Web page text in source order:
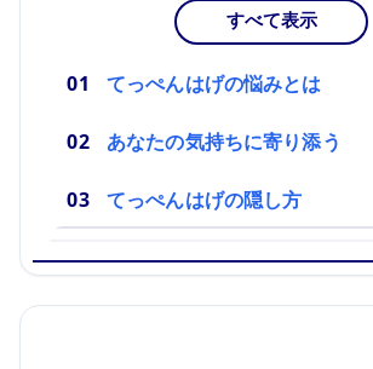
すべて表示
てっぺんはげの悩みとは
あなたの気持ちに寄り添う
てっぺんはげの隠し方